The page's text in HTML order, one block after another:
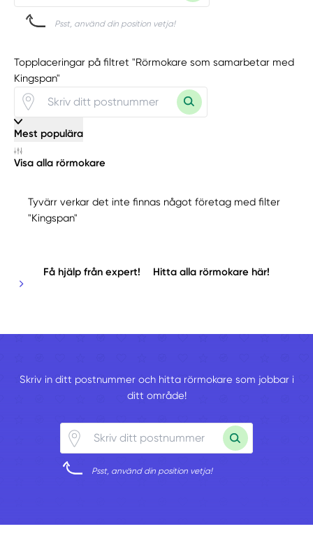
Psst, använd din position vetja!
Topplaceringar på filtret "Rörmokare som samarbetar med
Kingspan"
Mest populära
Visa alla rörmokare
Tyvärr verkar det inte finnas något företag med filter
"Kingspan"
Få hjälp från expert! Hitta alla rörmokare här!
Skriv in ditt postnummer och hitta rörmokare som jobbar i
ditt område!
Psst, använd din position vetja!